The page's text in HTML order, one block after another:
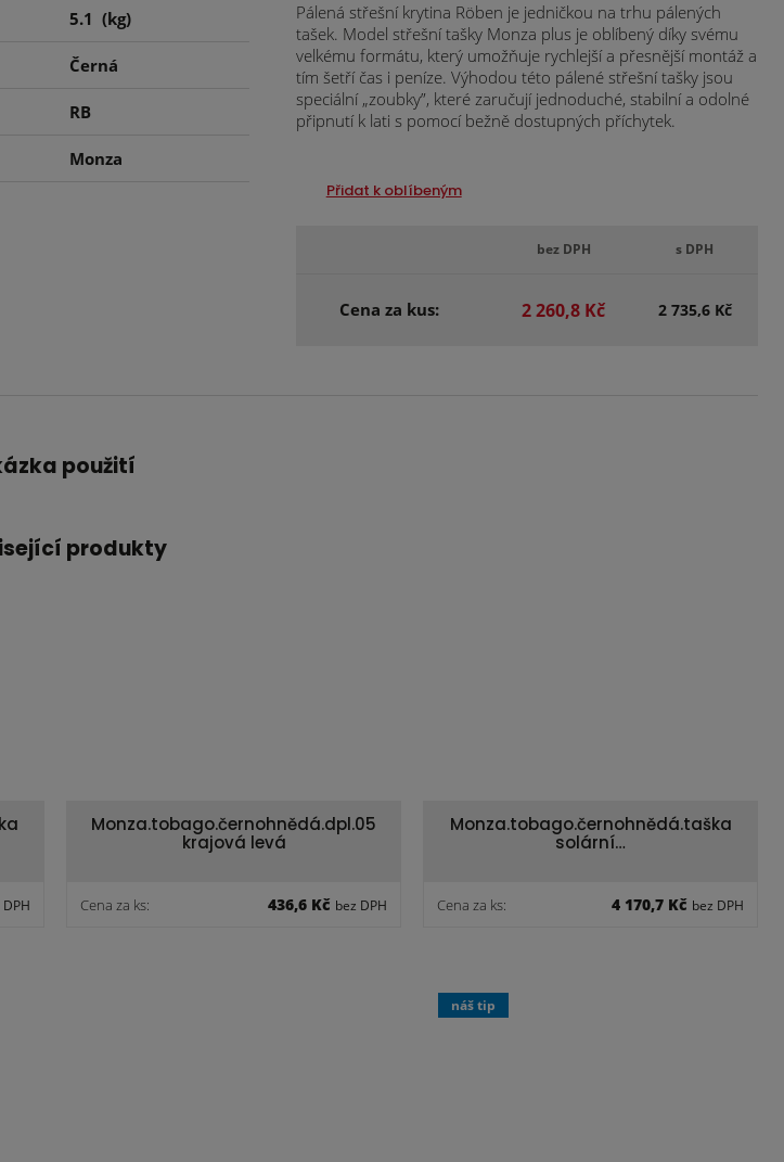
5.1(kg)
Černá
RB
Monza
Pálená střešní krytina Röben je jedničkou na trhu pálených
tašek. Model střešní tašky Monza plus je oblíbený díky svému
velkému formátu, který umožňuje rychlejší a přesnější montáž a
tím šetří čas i peníze. Výhodou této pálené střešní tašky jsou
speciální „zoubky”, které zaručují jednoduché, stabilní a odolné
připnutí k lati s pomocí bežně dostupných příchytek.
Přidat k oblíbeným
bez DPH s DPH
Cena za kus: 2 260,8 Kč 2 735,6 Kč
použití
produkty
Monza.tobago.černohnědá.dpl.05
krajová levá
Cena za ks: 436,6 Kč bez DPH
Monza.tobago.černohnědá.taška
solární…
Cena za ks: 4 170,7 Kč bez DPH
náš tip